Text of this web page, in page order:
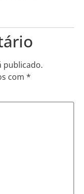
publicado.
com *